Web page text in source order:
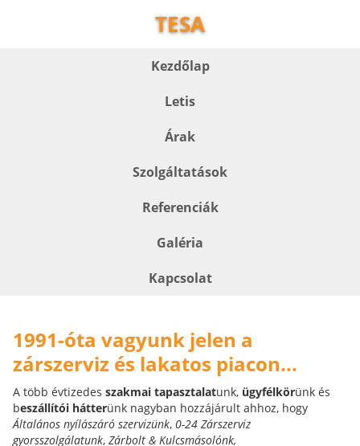
TESA
Kezdőlap
Letis
Árak
Szolgáltatások
Referenciák
Galéria
Kapcsolat
1991-óta vagyunk jelen a
zárszerviz és lakatos piacon...
A több évtizedes szakmai tapasztalatunk, ügyfélkörünk és
beszállítói hátterünk nagyban hozzájárult ahhoz, hogy
Általános nyílászáró szervizünk, 0-24 Zárszerviz
gyorsszolgálatunk, Zárbolt & Kulcsmásolónk,